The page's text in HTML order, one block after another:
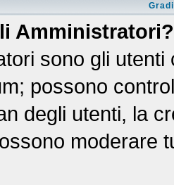
Amministratori?
sono gli
possono
degli utenti, la
moderare